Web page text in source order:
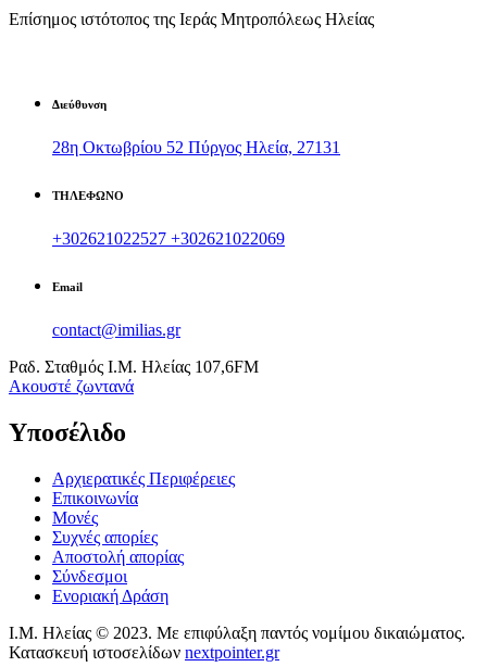
Επίσημος ιστότοπος της Ιεράς Μητροπόλεως Ηλείας
Διεύθυνση
28η Οκτωβρίου 52 Πύργος Ηλεία, 27131
ΤΗΛΕΦΩΝΟ
+302621022527 +302621022069
Email
contact@imilias.gr
Ραδ. Σταθμός Ι.Μ. Ηλείας 107,6FM
Aκουστέ ζωντανά
Υποσέλιδο
Αρχιερατικές Περιφέρειες
Επικοινωνία
Μονές
Συχνές απορίες
Αποστολή απορίας
Σύνδεσμοι
Ενοριακή Δράση
Ι.Μ. Ηλείας © 2023. Με επιφύλαξη παντός νομίμου δικαιώματος.
Κατασκευή ιστοσελίδων nextpointer.gr